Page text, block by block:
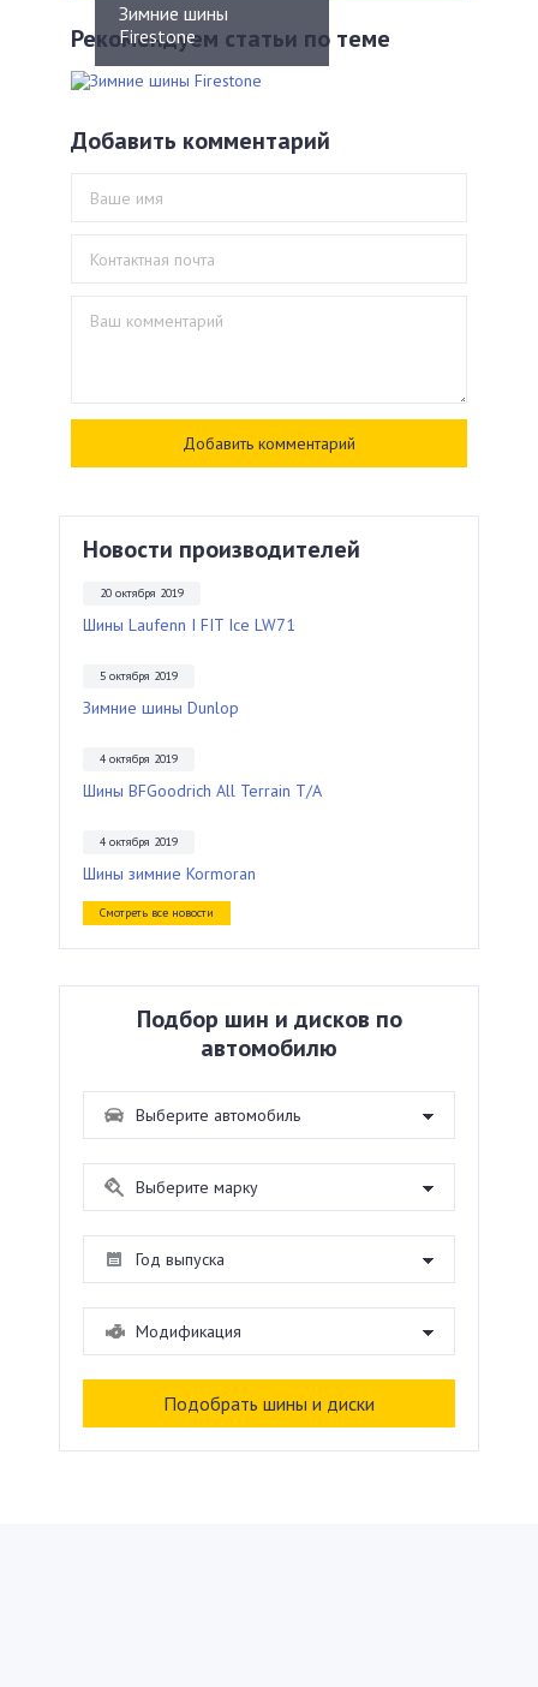
Рекомендуем статьи по теме
Зимние шины
Firestone
Добавить комментарий
Новости производителей
20 октября 2019
Шины Laufenn I FIT Ice LW71
5 октября 2019
Зимние шины Dunlop
4 октября 2019
Шины BFGoodrich All Terrain T/A
4 октября 2019
Шины зимние Kormoran
Смотреть все новости
Подбор шин и дисков по
автомобилю